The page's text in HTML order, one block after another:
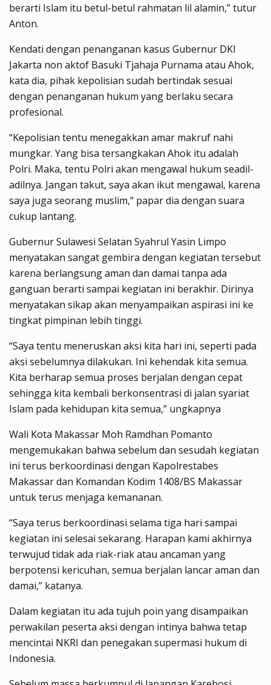
berarti Islam itu betul-betul rahmatan lil alamin,” tutur
Anton.
Kendati dengan penanganan kasus Gubernur DKI
Jakarta non aktof Basuki Tjahaja Purnama atau Ahok,
kata dia, pihak kepolisian sudah bertindak sesuai
dengan penanganan hukum yang berlaku secara
profesional.
“Kepolisian tentu menegakkan amar makruf nahi
mungkar. Yang bisa tersangkakan Ahok itu adalah
Polri. Maka, tentu Polri akan mengawal hukum seadil-
adilnya. Jangan takut, saya akan ikut mengawal, karena
saya juga seorang muslim,” papar dia dengan suara
cukup lantang.
Gubernur Sulawesi Selatan Syahrul Yasin Limpo
menyatakan sangat gembira dengan kegiatan tersebut
karena berlangsung aman dan damai tanpa ada
ganguan berarti sampai kegiatan ini berakhir. Dirinya
menyatakan sikap akan menyampaikan aspirasi ini ke
tingkat pimpinan lebih tinggi.
“Saya tentu meneruskan aksi kita hari ini, seperti pada
aksi sebelumnya dilakukan. Ini kehendak kita semua.
Kita berharap semua proses berjalan dengan cepat
sehingga kita kembali berkonsentrasi di jalan syariat
Islam pada kehidupan kita semua,” ungkapnya
Wali Kota Makassar Moh Ramdhan Pomanto
mengemukakan bahwa sebelum dan sesudah kegiatan
ini terus berkoordinasi dengan Kapolrestabes
Makassar dan Komandan Kodim 1408/BS Makassar
untuk terus menjaga kemananan.
“Saya terus berkoordinasi selama tiga hari sampai
kegiatan ini selesai sekarang. Harapan kami akhirnya
terwujud tidak ada riak-riak atau ancaman yang
berpotensi kericuhan, semua berjalan lancar aman dan
damai,” katanya.
Dalam kegiatan itu ada tujuh poin yang disampaikan
perwakilan peserta aksi dengan intinya bahwa tetap
mencintai NKRI dan penegakan supermasi hukum di
Indonesia.